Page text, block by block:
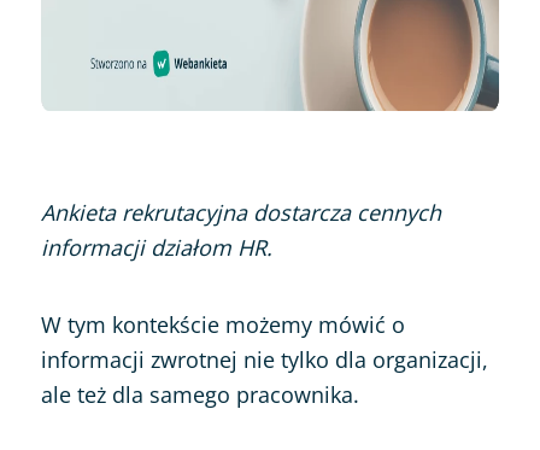
Ankieta rekrutacyjna dostarcza cennych
informacji działom HR.
W tym kontekście możemy mówić o
informacji zwrotnej nie tylko dla organizacji,
ale też dla samego pracownika.